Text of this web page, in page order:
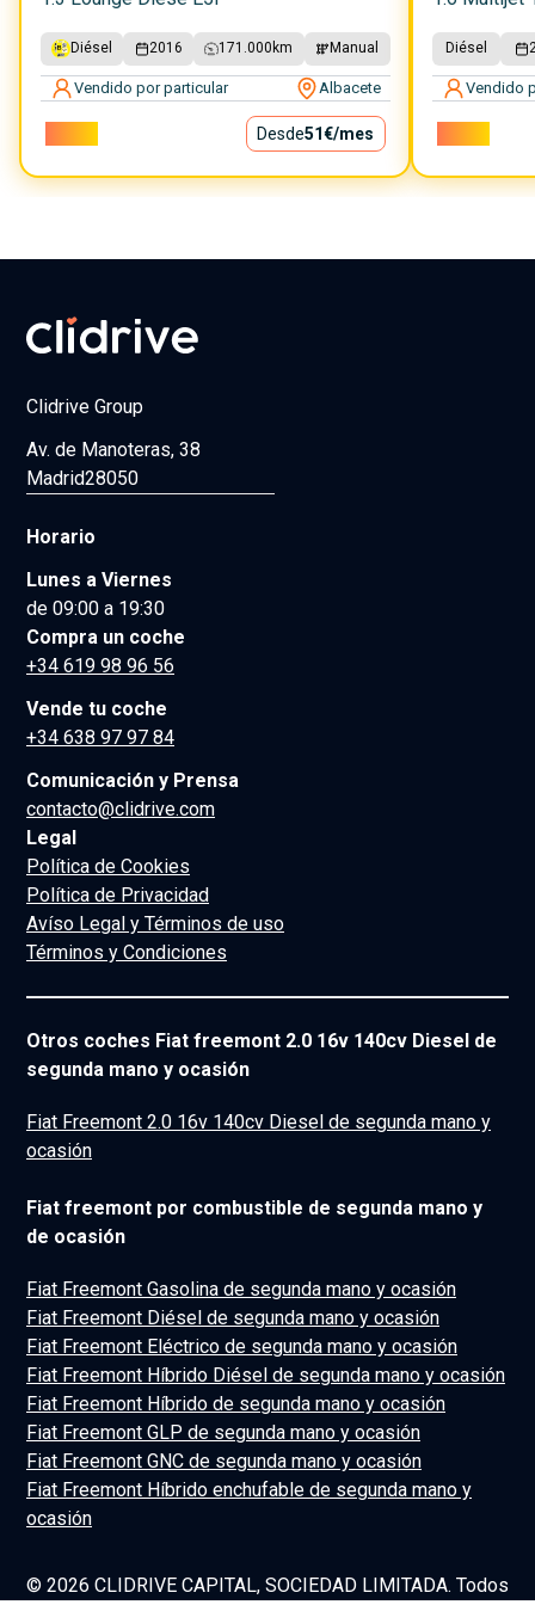
Diésel 2016 171.000 km Manual
Vendido por particular Albacete
Desde51€/mes
Diésel
Vendido
Clidrive Group
Av. de Manoteras, 38
Madrid28050
Horario
Lunes a Viernes
de 09:00 a 19:30
Compra un coche
+34 619 98 96 56
Vende tu coche
+34 638 97 97 84
Comunicación y Prensa
contacto@clidrive.com
Legal
Política de Cookies
Política de Privacidad
Avíso Legal y Términos de uso
Términos y Condiciones
Otros coches Fiat freemont 2.0 16v 140cv Diesel de
segunda mano y ocasión
Fiat Freemont 2.0 16v 140cv Diesel de segunda mano y
ocasión
Fiat freemont por combustible de segunda mano y
de ocasión
Fiat Freemont Gasolina de segunda mano y ocasión
Fiat Freemont Diésel de segunda mano y ocasión
Fiat Freemont Eléctrico de segunda mano y ocasión
Fiat Freemont Híbrido Diésel de segunda mano y ocasión
Fiat Freemont Híbrido de segunda mano y ocasión
Fiat Freemont GLP de segunda mano y ocasión
Fiat Freemont GNC de segunda mano y ocasión
Fiat Freemont Híbrido enchufable de segunda mano y
ocasión
© 2026 CLIDRIVE CAPITAL, SOCIEDAD LIMITADA. Todos